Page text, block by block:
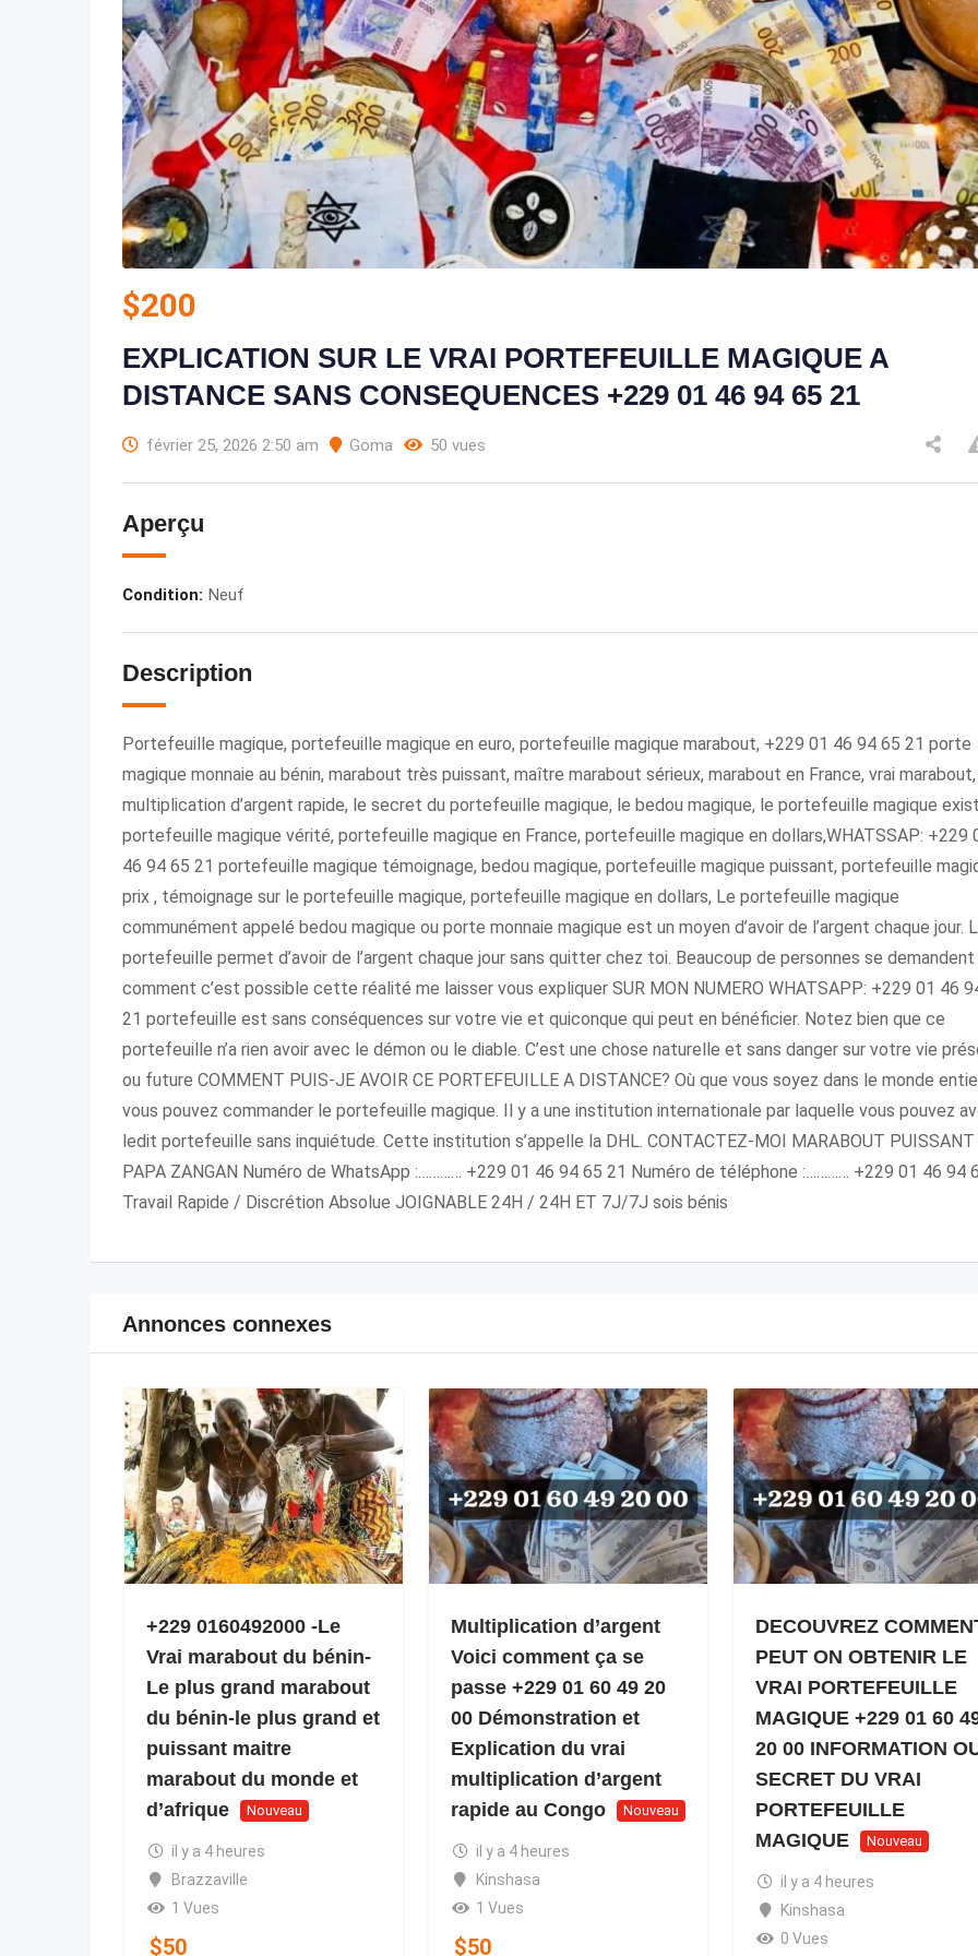
$200
EXPLICATION SUR LE VRAI PORTEFEUILLE MAGIQUE A
DISTANCE SANS CONSEQUENCES +229 01 46 94 65 21
février 25, 2026 2:50 am Goma 50 vues
Aperçu
Condition: Neuf
Description
Portefeuille magique, portefeuille magique en euro, portefeuille magique marabout, +229 01 46 94 65 21 porte
magique monnaie au bénin, marabout très puissant, maître marabout sérieux, marabout en France, vrai marabout,
multiplication d’argent rapide, le secret du portefeuille magique, le bedou magique, le portefeuille magique
portefeuille magique vérité, portefeuille magique en France, portefeuille magique en dollars,WHATSSAP: +229
46 94 65 21 portefeuille magique témoignage, bedou magique, portefeuille magique puissant, portefeuille
prix , témoignage sur le portefeuille magique, portefeuille magique en dollars, Le portefeuille magique
communément appelé bedou magique ou porte monnaie magique est un moyen d’avoir de l’argent chaque jour.
portefeuille permet d’avoir de l’argent chaque jour sans quitter chez toi. Beaucoup de personnes se demandent
comment c’est possible cette réalité me laisser vous expliquer SUR MON NUMERO WHATSAPP: +229 01 46
21 portefeuille est sans conséquences sur votre vie et quiconque qui peut en bénéficier. Notez bien que ce
portefeuille n’a rien avoir avec le démon ou le diable. C’est une chose naturelle et sans danger sur votre vie
ou future COMMENT PUIS-JE AVOIR CE PORTEFEUILLE A DISTANCE? Où que vous soyez dans le monde
vous pouvez commander le portefeuille magique. Il y a une institution internationale par laquelle vous pouvez
ledit portefeuille sans inquiétude. Cette institution s’appelle la DHL. CONTACTEZ-MOI MARABOUT PUISSANT
PAPA ZANGAN Numéro de WhatsApp :………… +229 01 46 94 65 21 Numéro de téléphone :………… +229 01 46 94
Travail Rapide / Discrétion Absolue JOIGNABLE 24H / 24H ET 7J/7J sois bénis
Annonces connexes
+229 0160492000 -Le
Vrai marabout du bénin-
Le plus grand marabout
du bénin-le plus grand et
puissant maitre
marabout du monde et
d’afrique
Nouveau
il y a 4 heures
Brazzaville
1 Vues
$50
Multiplication d’argent
Voici comment ça se
passe +229 01 60 49 20
00 Démonstration et
Explication du vrai
multiplication d’argent
rapide au Congo
Nouveau
il y a 4 heures
Kinshasa
1 Vues
$50
DECOUVREZ
PEUT ON OBTENIR LE
VRAI PORTEFEUILLE
MAGIQUE +229 01 60
20 00 INFORMATION
SECRET DU VRAI
PORTEFEUILLE
MAGIQUE
Nouveau
il y a 4 heures
Kinshasa
0 Vues